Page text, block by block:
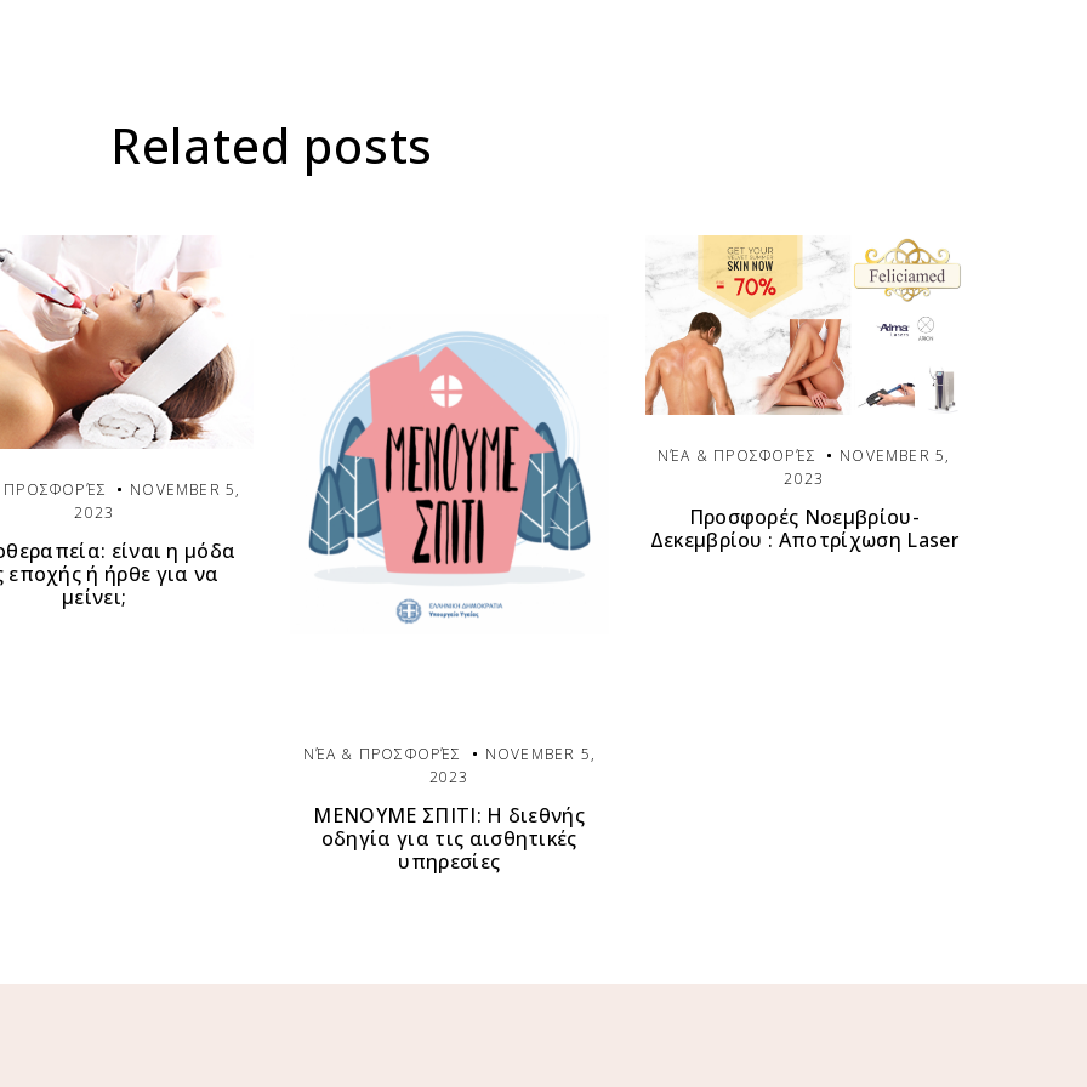
Related posts
ΠΡΟΣΦΟΡΈΣ
NOVEMBER 5,
2023
είναι η μόδα
εποχής ή ήρθε για να
μείνει;
ΝΈΑ & ΠΡΟΣΦΟΡΈΣ
NOVEMBER 5,
2023
ΜΕΝΟΥΜΕ ΣΠΙΤΙ: Η διεθνής
οδηγία για τις αισθητικές
υπηρεσίες
ΝΈΑ & ΠΡΟΣΦΟΡΈΣ
NOVEMBER 5,
2023
Προσφορές Νοεμβρίου-
Δεκεμβρίου : Αποτρίχωση Laser